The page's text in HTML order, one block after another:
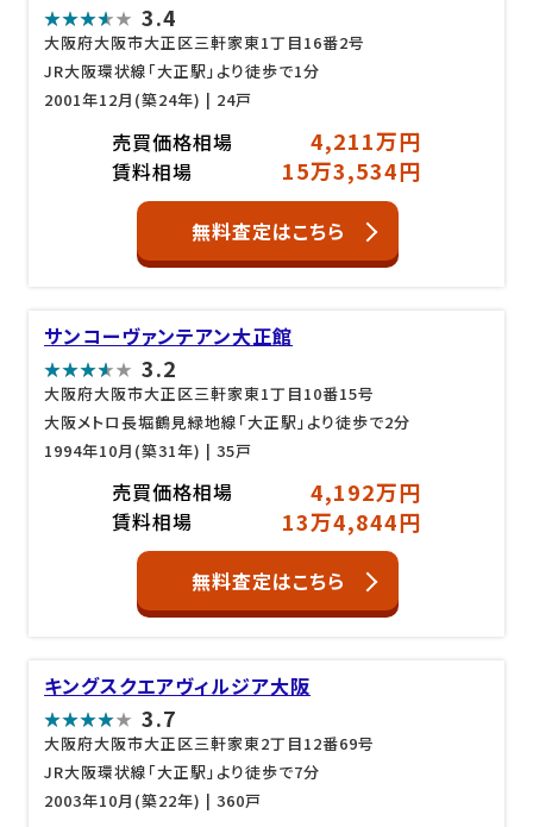
3.4
大阪府大阪市大正区三軒家東1丁目16番2号
JR大阪環状線「大正駅」より徒歩で1分
2001年12月(築24年) | 24戸
売買価格相場 4,211万円
賃料相場 15万3,534円
無料査定はこちら
サンコーヴァンテアン大正館
3.2
大阪府大阪市大正区三軒家東1丁目10番15号
大阪メトロ長堀鶴見緑地線「大正駅」より徒歩で2分
1994年10月(築31年) | 35戸
売買価格相場 4,192万円
賃料相場 13万4,844円
無料査定はこちら
キングスクエアヴィルジア大阪
3.7
大阪府大阪市大正区三軒家東2丁目12番69号
JR大阪環状線「大正駅」より徒歩で7分
2003年10月(築22年) | 360戸